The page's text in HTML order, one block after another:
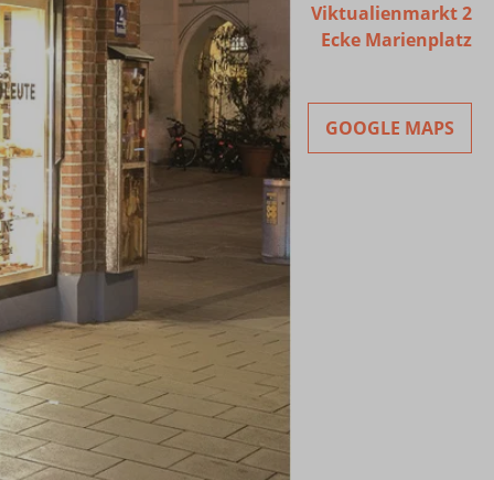
Viktualienmarkt 2
Ecke Marienplatz
GOOGLE MAPS